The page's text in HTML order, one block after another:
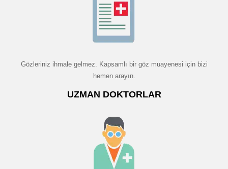
Gözleriniz ihmale gelmez. Kapsamlı bir göz muayenesi için bizi
hemen arayın.
UZMAN DOKTORLAR